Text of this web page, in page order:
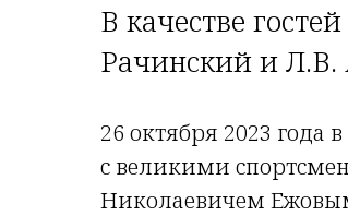
В качестве
Рачинский и Л.В.
26 октября 2023 года в
с великими
Николаевичем